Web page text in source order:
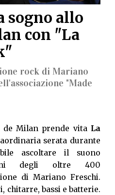
sogno allo
con "La
rock di Mariano
"Made
de Milan prende vita La
serata durante
ascoltare il suono
degli oltre 400
di Mariano Freschi.
chitarre, bassi e batterie.